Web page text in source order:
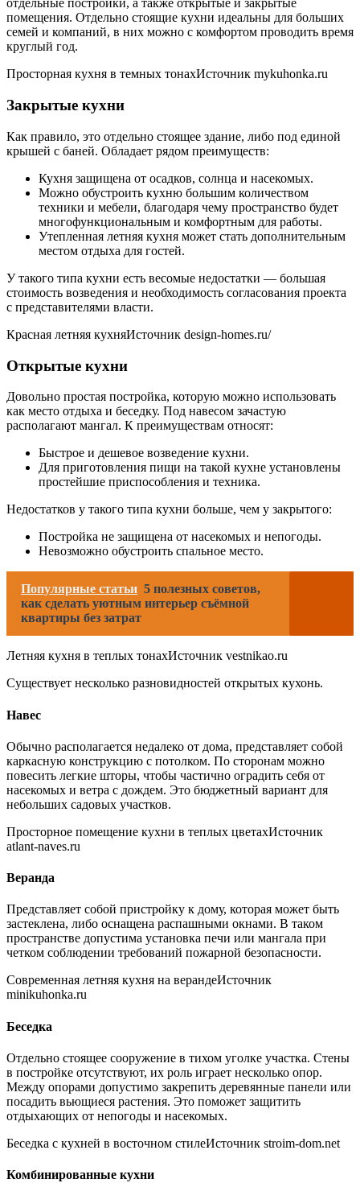
отдельные постройки, а также открытые и закрытые
помещения. Отдельно стоящие кухни идеальны для больших
семей и компаний, в них можно с комфортом проводить время
круглый год.
Просторная кухня в темных тонахИсточник mykuhonka.ru
Закрытые кухни
Как правило, это отдельно стоящее здание, либо под единой
крышей с баней. Обладает рядом преимуществ:
Кухня защищена от осадков, солнца и насекомых.
Можно обустроить кухню большим количеством
техники и мебели, благодаря чему пространство будет
многофункциональным и комфортным для работы.
Утепленная летняя кухня может стать дополнительным
местом отдыха для гостей.
У такого типа кухни есть весомые недостатки — большая
стоимость возведения и необходимость согласования проекта
с представителями власти.
Красная летняя кухняИсточник design-homes.ru/
Открытые кухни
Довольно простая постройка, которую можно использовать
как место отдыха и беседку. Под навесом зачастую
располагают мангал. К преимуществам относят:
Быстрое и дешевое возведение кухни.
Для приготовления пищи на такой кухне установлены
простейшие приспособления и техника.
Недостатков у такого типа кухни больше, чем у закрытого:
Постройка не защищена от насекомых и непогоды.
Невозможно обустроить спальное место.
Популярные статьи 5 полезных советов,
как сделать уютным интерьер съёмной
квартиры без затрат
Летняя кухня в теплых тонахИсточник vestnikao.ru
Существует несколько разновидностей открытых кухонь.
Навес
Обычно располагается недалеко от дома, представляет собой
каркасную конструкцию с потолком. По сторонам можно
повесить легкие шторы, чтобы частично оградить себя от
насекомых и ветра с дождем. Это бюджетный вариант для
небольших садовых участков.
Просторное помещение кухни в теплых цветахИсточник
atlant-naves.ru
Веранда
Представляет собой пристройку к дому, которая может быть
застеклена, либо оснащена распашными окнами. В таком
пространстве допустима установка печи или мангала при
четком соблюдении требований пожарной безопасности.
Современная летняя кухня на верандеИсточник
minikuhonka.ru
Беседка
Отдельно стоящее сооружение в тихом уголке участка. Стены
в постройке отсутствуют, их роль играет несколько опор.
Между опорами допустимо закрепить деревянные панели или
посадить вьющиеся растения. Это поможет защитить
отдыхающих от непогоды и насекомых.
Беседка с кухней в восточном стилеИсточник stroim-dom.net
Комбинированные кухни